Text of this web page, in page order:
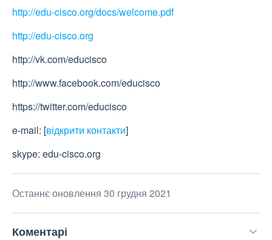
http://edu-cisco.org/docs/welcome.pdf
http://edu-cisco.org
http://vk.com/educisco
http://www.facebook.com/educisco
https://twitter.com/educisco
e-mail: [відкрити контакти]
skype: edu-cisco.org
Останнє оновлення 30 грудня 2021
Коментарі